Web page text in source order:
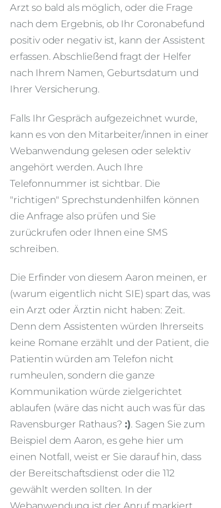
Arzt so bald als möglich, oder die Frage
nach dem Ergebnis, ob Ihr Coronabefund
positiv oder negativ ist, kann der Assistent
erfassen. Abschließend fragt der Helfer
nach Ihrem Namen, Geburtsdatum und
Ihrer Versicherung.
Falls Ihr Gespräch aufgezeichnet wurde,
kann es von den Mitarbeiter/innen in einer
Webanwendung gelesen oder selektiv
angehört werden. Auch Ihre
Telefonnummer ist sichtbar. Die
"richtigen" Sprechstundenhilfen können
die Anfrage also prüfen und Sie
zurückrufen oder Ihnen eine SMS
schreiben.
Die Erfinder von diesem Aaron meinen, er
(warum eigentlich nicht SIE) spart das, was
ein Arzt oder Ärztin nicht haben: Zeit.
Denn dem Assistenten würden Ihrerseits
keine Romane erzählt und der Patient, die
Patientin würden am Telefon nicht
rumheulen, sondern die ganze
Kommunikation würde zielgerichtet
ablaufen (wäre das nicht auch was für das
Ravensburger Rathaus? :). Sagen Sie zum
Beispiel dem Aaron, es gehe hier um
einen Notfall, weist er Sie darauf hin, dass
der Bereitschaftsdienst oder die 112
gewählt werden sollten. In der